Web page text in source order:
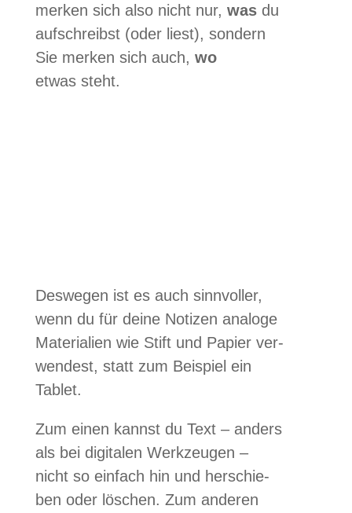
mer­ken sich also nicht nur, wasdu
auf­schreibst (oder liest), son­dern
Sie mer­ken sich auch, wo
etwas steht.
Des­we­gen ist es auch sinn­vol­ler,
wenn du für deine Noti­zen ana­loge
Mate­ria­lien wie Stift und Papier ver­
wen­dest, statt zum Bei­spiel ein
Tablet.
Zum einen kannst du Text – anders
als bei digi­ta­len Werk­zeu­gen –
nicht so ein­fach hin und her­schie­
ben oder löschen. Zum ande­ren